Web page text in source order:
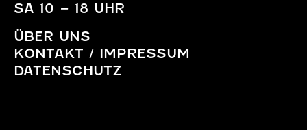
SA 10 – 18 UHR
ÜBER UNS
KONTAKT / IMPRESSUM
DATENSCHUTZ